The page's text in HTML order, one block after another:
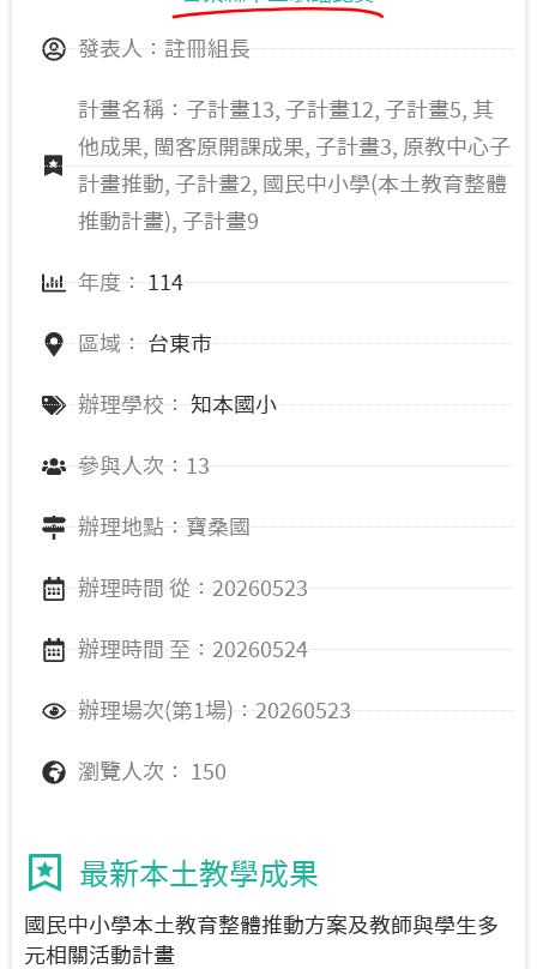
臺坂國小 (3) 鹿野國中 (2)
發表人：註冊組長
計畫名稱：子計畫13, 子計畫12, 子計畫5, 其
他成果, 閩客原開課成果, 子計畫3, 原教中心子
計畫推動, 子計畫2, 國民中小學(本土教育整體
推動計畫), 子計畫9
年度： 114
區域： 台東市
辦理學校： 知本國小
參與人次：13
辦理地點：寶桑國
辦理時間 從：20260523
辦理時間 至：20260524
辦理場次(第1場)：20260523
瀏覽人次： 150
最新本土教學成果
國民中小學本土教育整體推動方案及教師與學生多
元相關活動計畫